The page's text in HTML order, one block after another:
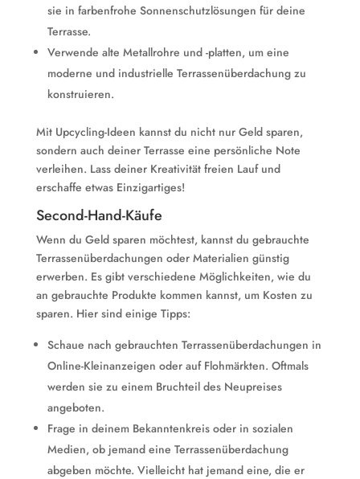
sie in farbenfrohe Sonnenschutzlösungen für deine
Terrasse.
Verwende alte Metallrohre und -platten, um eine
moderne und industrielle Terrassenüberdachung zu
konstruieren.
Mit Upcycling-Ideen kannst du nicht nur Geld sparen,
sondern auch deiner Terrasse eine persönliche Note
verleihen. Lass deiner Kreativität freien Lauf und
erschaffe etwas Einzigartiges!
Second-Hand-Käufe
Wenn du Geld sparen möchtest, kannst du gebrauchte
Terrassenüberdachungen oder Materialien günstig
erwerben. Es gibt verschiedene Möglichkeiten, wie du
an gebrauchte Produkte kommen kannst, um Kosten zu
sparen. Hier sind einige Tipps:
Schaue nach gebrauchten Terrassenüberdachungen in
Online-Kleinanzeigen oder auf Flohmärkten. Oftmals
werden sie zu einem Bruchteil des Neupreises
angeboten.
Frage in deinem Bekanntenkreis oder in sozialen
Medien, ob jemand eine Terrassenüberdachung
abgeben möchte. Vielleicht hat jemand eine, die er